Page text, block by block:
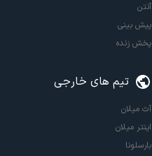
آنتن
پیش بینی
پخش زنده
تیم های خارجی
آث میلان
اینتر میلان
بارسلونا